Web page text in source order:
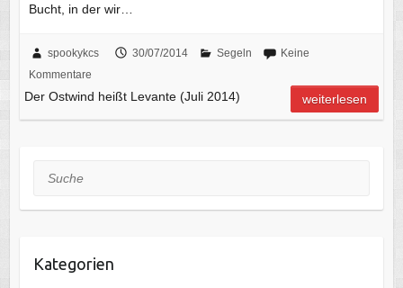
Bucht, in der wir…
spookykcs 30/07/2014 Segeln
Keine
Kommentare
Der Ostwind heißt Levante (Juli 2014) weiterlesen
Suche
Kategorien